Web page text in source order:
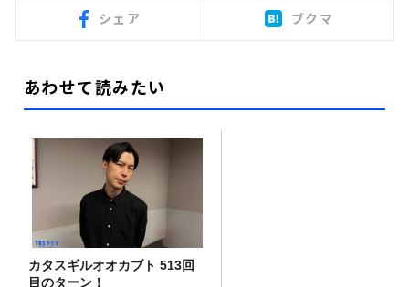
シェア ブクマ
あわせて読みたい
カタスギルオオカブト 513回
目のターン！